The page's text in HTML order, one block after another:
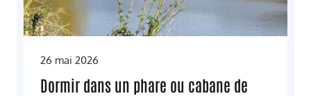
26 mai 2026
Dormir dans un phare ou cabane de